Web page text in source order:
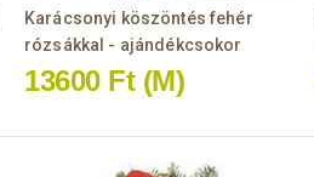
Karácsonyi köszöntés fehér
rózsákkal - ajándékcsokor
13600 Ft (M)